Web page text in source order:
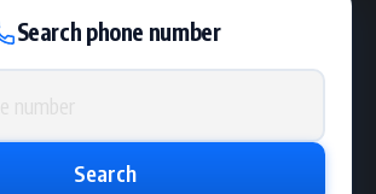
Search phone number
Search